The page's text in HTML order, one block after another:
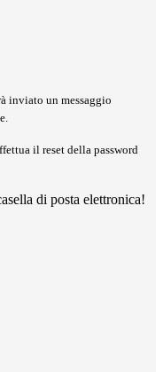
inviato un messaggio
il reset della password
di posta elettronica!